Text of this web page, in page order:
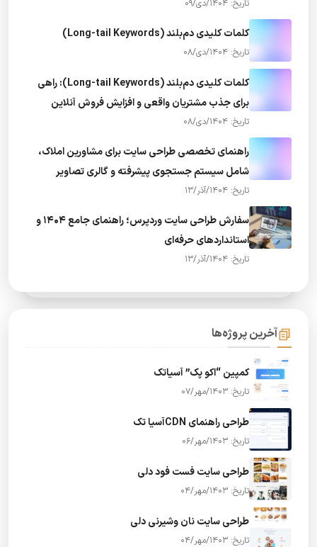
تاریخ: 1404/دی/09
کلمات کلیدی دم‌بلند (Long-tail Keywords)
تاریخ: 1404/دی/08
کلمات کلیدی دم‌بلند (Long-tail Keywords): راهی
برای جذب مشتریان واقعی و افزایش فروش آنلاین
تاریخ: 1404/دی/08
راهنمای تخصصی طراحی سایت برای مشاورین املاک،
شامل سیستم جستجوی پیشرفته و گالری تصاویر
تاریخ: 1404/آذر/13
سفارش طراحی سایت وردپرس؛ راهنمای جامع ۱۴۰۴ و
استانداردهای حرفه‌ای
تاریخ: 1404/آذر/13
آخرین پروژه‌ها
کمپین “اکو پک” آسیاتک
تاریخ: 1403/مهر/07
طراحی راهنمای CDNآسیا تک
تاریخ: 1403/مهر/06
طراحی سایت فست فود دلی
تاریخ: 1403/مهر/04
طراحی سایت نان وشیرنی دلی
تاریخ: 1403/مهر/04